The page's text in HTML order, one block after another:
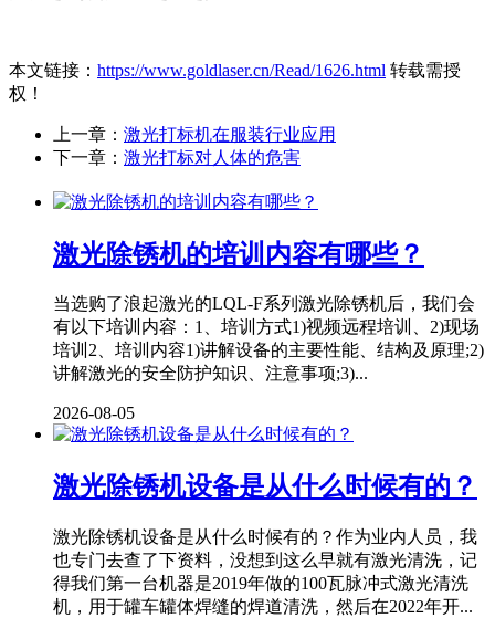
本文链接： https://www.goldlaser.cn/Read/1626.html 转载需授
权！
上一章： 激光打标机在服装行业应用
下一章： 激光打标对人体的危害
激光除锈机的培训内容有哪些？
当选购了浪起激光的LQL-F系列激光除锈机后，我们会
有以下培训内容：1、培训方式1)视频远程培训、2)现场
培训2、培训内容1)讲解设备的主要性能、结构及原理;2)
讲解激光的安全防护知识、注意事项;3)...
2026-08-05
激光除锈机设备是从什么时候有的？
激光除锈机设备是从什么时候有的？作为业内人员，我
也专门去查了下资料，没想到这么早就有激光清洗，记
得我们第一台机器是2019年做的100瓦脉冲式激光清洗
机，用于罐车罐体焊缝的焊道清洗，然后在2022年开...